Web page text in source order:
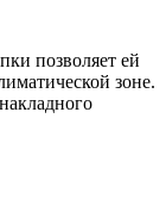
позволяет ей
зоне.